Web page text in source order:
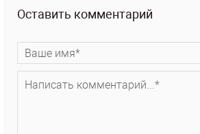
Оставить комментарий